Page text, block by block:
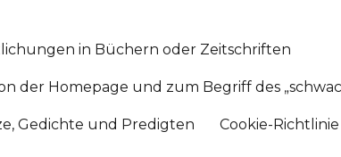
in Büchern oder Zeitschriften
der Homepage und zum Begriff des
Gedichte und Predigten Cookie-Richtlinie